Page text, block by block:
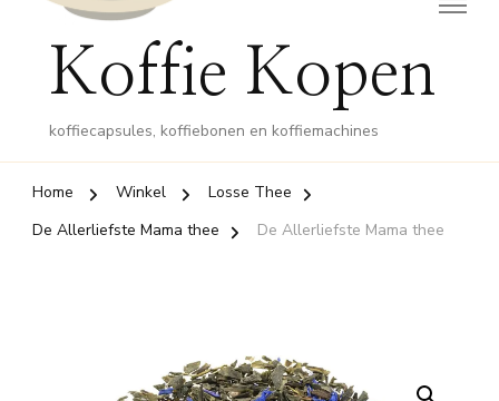
Koffie Kopen
koffiecapsules, koffiebonen en koffiemachines
Home Winkel
Losse Thee
De Allerliefste Mama thee
De Allerliefste Mama thee